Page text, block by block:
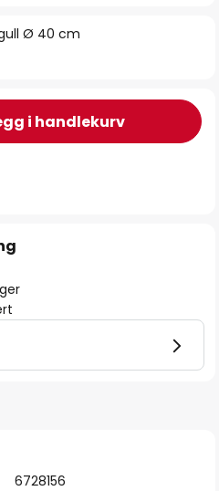
Ø 40 cm
i handlekurv
6728156